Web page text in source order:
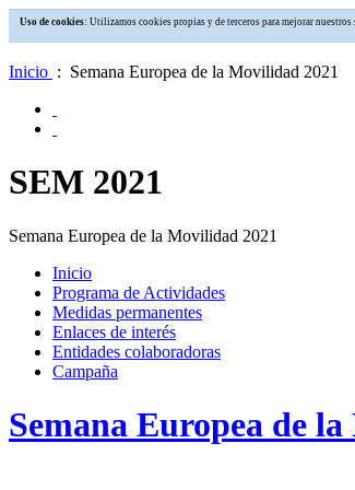
Uso de cookies: Utilizamos cookies propias y de terceros para mejorar
Inicio : Semana Europea de la Movilidad 2021
SEM 2021
Semana Europea de la Movilidad 2021
Inicio
Programa de Actividades
Medidas permanentes
Enlaces de interés
Entidades colaboradoras
Campaña
Semana Europea de